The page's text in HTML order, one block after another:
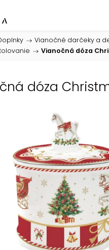
/ Vianočné darčeky a
/ Vianočná dóza
dóza